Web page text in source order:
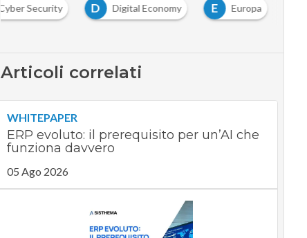
Cyber Security D Digital Economy E Europa
Articoli correlati
WHITEPAPER
ERP evoluto: il prerequisito per un’AI che
funziona davvero
05 Ago 2026